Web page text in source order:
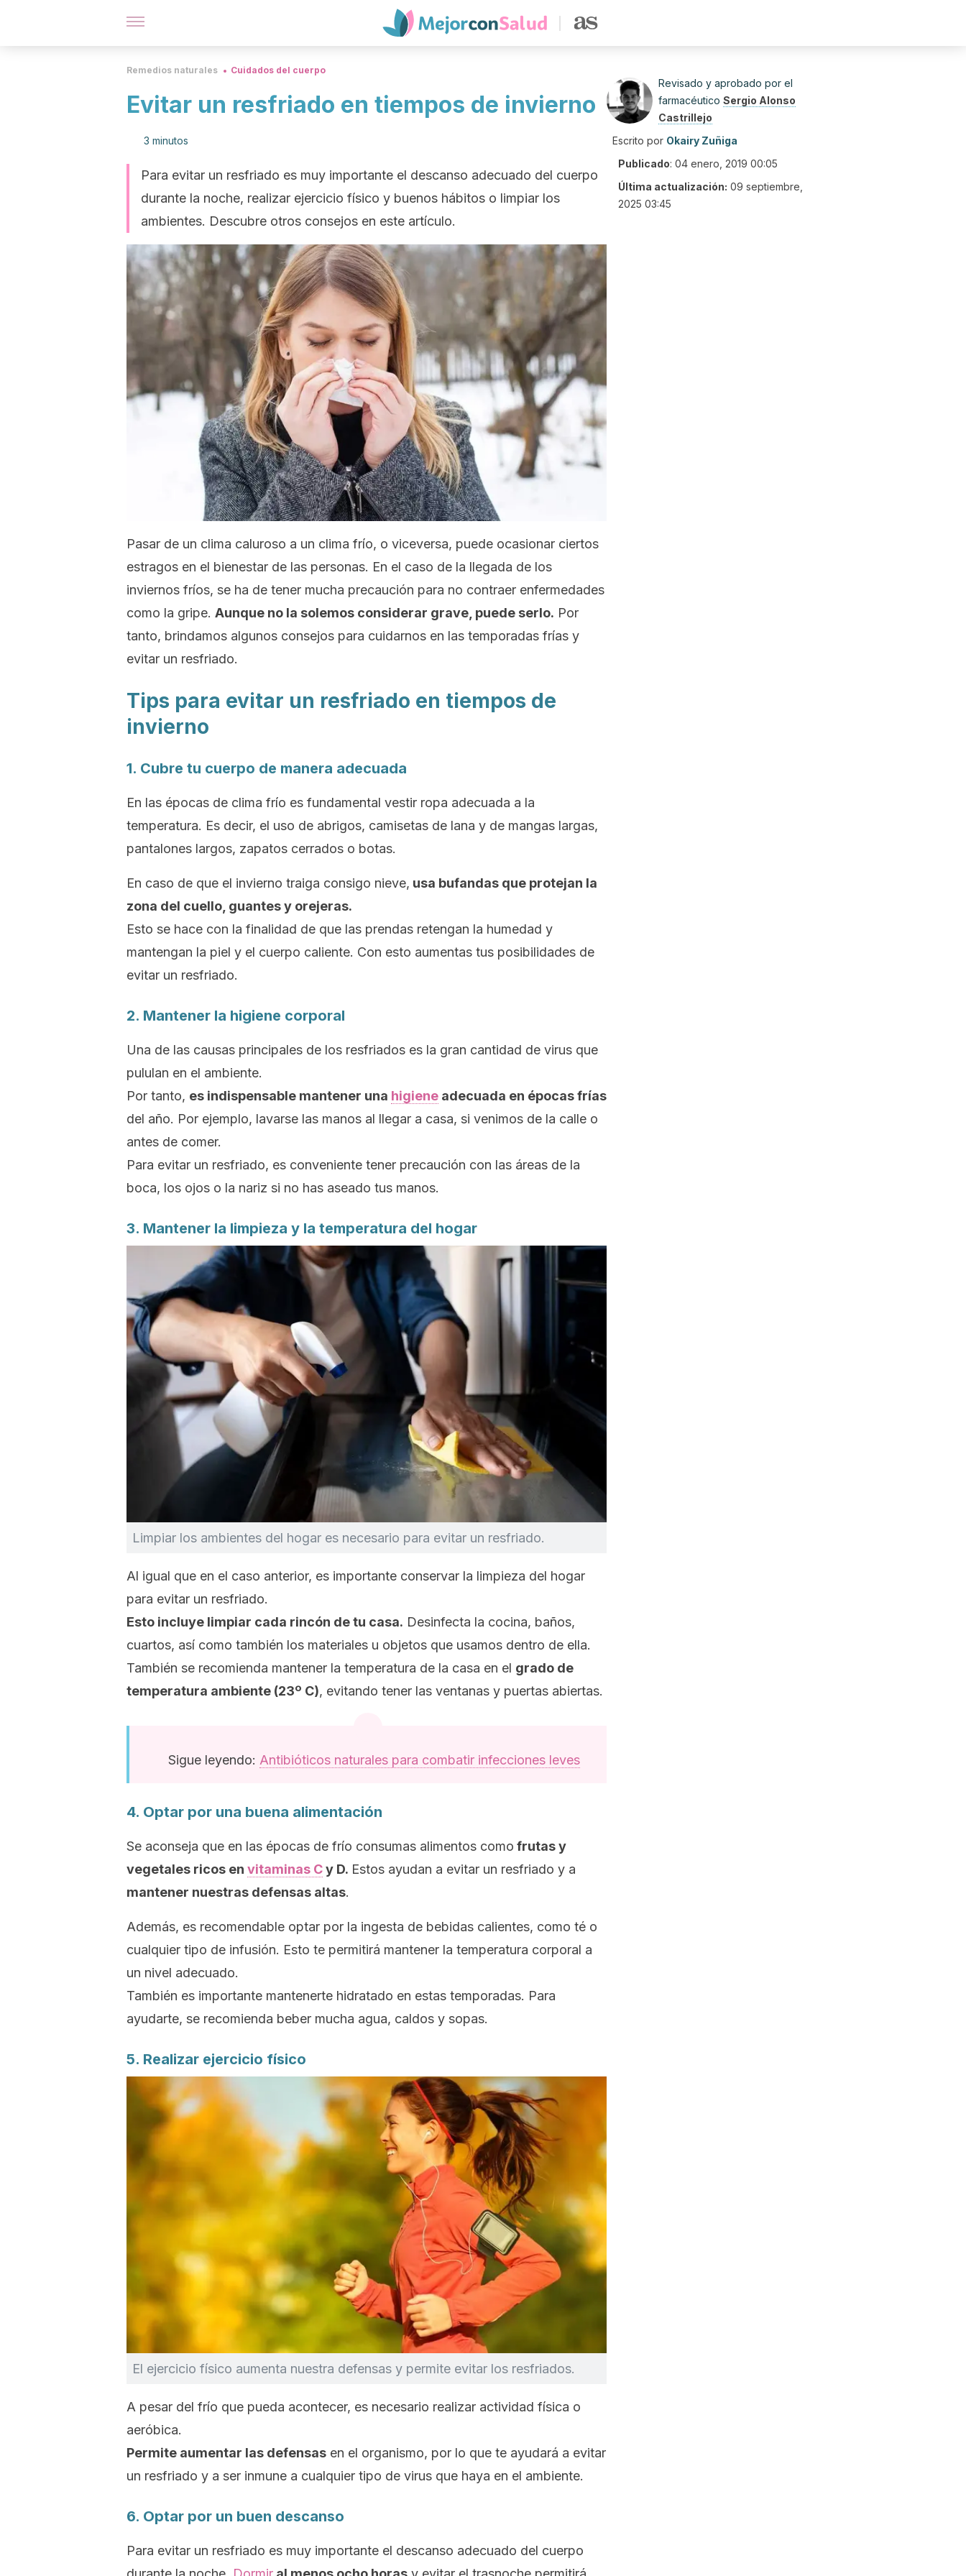
Remedios naturales Cuidados del cuerpo
Evitar un resfriado en tiempos de invierno
3 minutos
Para evitar un resfriado es muy importante el descanso adecuado del cuerpo
durante la noche, realizar ejercicio físico y buenos hábitos o limpiar los
ambientes. Descubre otros consejos en este artículo.
Pasar de un clima caluroso a un clima frío, o viceversa, puede ocasionar ciertos
estragos en el bienestar de las personas. En el caso de la llegada de los
inviernos fríos, se ha de tener mucha precaución para no contraer enfermedades
como la gripe. Aunque no la solemos considerar grave, puede serlo. Por
tanto, brindamos algunos consejos para cuidarnos en las temporadas frías y
evitar un resfriado.
Tips para evitar un resfriado en tiempos de
invierno
1. Cubre tu cuerpo de manera adecuada
En las épocas de clima frío es fundamental vestir ropa adecuada a la
temperatura. Es decir, el uso de abrigos, camisetas de lana y de mangas largas,
pantalones largos, zapatos cerrados o botas.
En caso de que el invierno traiga consigo nieve, usa bufandas que protejan la
zona del cuello , guantes y orejeras.
Esto se hace con la finalidad de que las prendas retengan la humedad y
mantengan la piel y el cuerpo caliente. Con esto aumentas tus posibilidades de
evitar un resfriado.
2. Mantener la higiene corporal
Una de las causas principales de los resfriados es la gran cantidad de virus que
pululan en el ambiente.
Por tanto, es indispensable mantener una higiene adecuada en épocas frías
del año. Por ejemplo, lavarse las manos al llegar a casa, si venimos de la calle o
antes de comer.
Para evitar un resfriado, es conveniente tener precaución con las áreas de la
boca, los ojos o la nariz si no has aseado tus manos.
3. Mantener la limpieza y la temperatura del hogar
Limpiar los ambientes del hogar es necesario para evitar un resfriado.
Al igual que en el caso anterior, es importante conservar la limpieza del hogar
para evitar un resfriado.
Esto incluye limpiar cada rincón de tu casa. Desinfecta la cocina, baños,
cuartos, así como también los materiales u objetos que usamos dentro de ella.
También se recomienda mantener la temperatura de la casa en el grado de
temperatura ambiente (23º C), evitando tener las ventanas y puertas abiertas.
Sigue leyendo: Antibióticos naturales para combatir infecciones leves
4. Optar por una buena alimentación
Se aconseja que en las épocas de frío consumas alimentos como frutas y
vegetales ricos en vitaminas Cy D. Estos ayudan a evitar un resfriado y a
mantener nuestras defensas altas.
Además, es recomendable optar por la ingesta de bebidas calientes, como té o
cualquier tipo de infusión. Esto te permitirá mantener la temperatura corporal a
un nivel adecuado.
También es importante mantenerte hidratado en estas temporadas. Para
ayudarte, se recomienda beber mucha agua, caldos y sopas.
5. Realizar ejercicio físico
El ejercicio físico aumenta nuestra defensas y permite evitar los resfriados.
A pesar del frío que pueda acontecer, es necesario realizar actividad física o
aeróbica.
Permite aumentar las defensas en el organismo, por lo que te ayudará a evitar
un resfriado y a ser inmune a cualquier tipo de virus que haya en el ambiente.
6. Optar por un buen descanso
Para evitar un resfriado es muy importante el descanso adecuado del cuerpo
Revisado y aprobado por el
farmacéutico Sergio Alonso
Castrillejo
Escrito por Okairy Zuñiga
Publicado: 04 enero, 2019 00:05
Última actualización: 09 septiembre,
2025 03:45